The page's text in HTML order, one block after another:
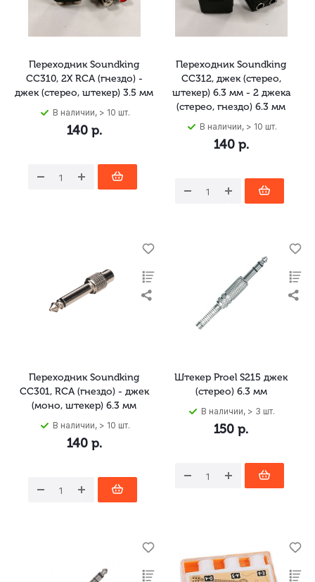
Переходник Soundking
CC310, 2X RCA (гнездо) -
джек (стерео, штекер) 3.5 мм
В наличии, > 10 шт.
140р.
Переходник Soundking
CC312, джек (стерео,
штекер) 6.3 мм - 2 джека
(стерео, гнездо) 6.3 мм
В наличии, > 10 шт.
140р.
Переходник Soundking
CC301, RCA (гнездо) - джек
(моно, штекер) 6.3 мм
В наличии, > 10 шт.
140р.
Штекер Proel S215 джек
(стерео) 6.3 мм
В наличии, > 3 шт.
150 р.